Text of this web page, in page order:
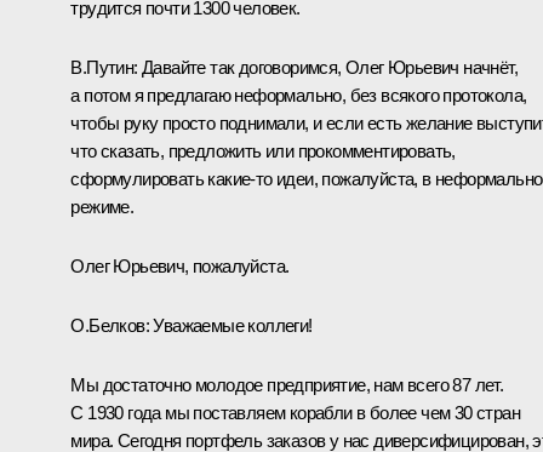
трудится почти 1300 человек.
В.Путин: Давайте так договоримся, Олег Юрьевич начнёт,
а потом я предлагаю неформально, без всякого протокола,
чтобы руку просто поднимали, и если есть желание
что сказать, предложить или прокомментировать,
сформулировать какие-то идеи, пожалуйста, в
режиме.
Олег Юрьевич, пожалуйста.
О.Белков:Уважаемые коллеги!
Мы достаточно молодое предприятие, нам всего 87 лет.
С 1930 года мы поставляем корабли в более чем 30 стран
мира. Сегодня портфель заказов у нас диверсифицирован,